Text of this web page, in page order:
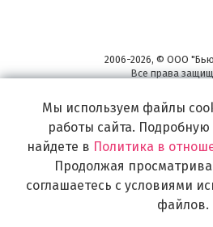
2006-2026, © ООО
Все права
Широкий выбор инструментов,
воплощения
самых изысканных и необычных идей по
Мы используем файлы
работы сайта.
найдете в Политика в
Продолжая
соглашаетесь с условиями
файлов.